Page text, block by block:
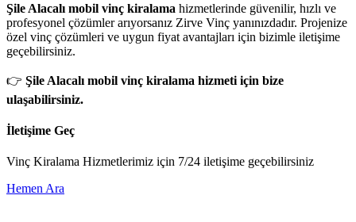
Şile Alacalı mobil vinç kiralama hizmetlerinde güvenilir, hızlı ve
profesyonel çözümler arıyorsanız Zirve Vinç yanınızdadır. Projenize
özel vinç çözümleri ve uygun fiyat avantajları için bizimle iletişime
geçebilirsiniz.
👉 Şile Alacalı mobil vinç kiralama hizmeti için bize
ulaşabilirsiniz.
İletişime Geç
Vinç Kiralama Hizmetlerimiz için 7/24 iletişime geçebilirsiniz
Hemen Ara